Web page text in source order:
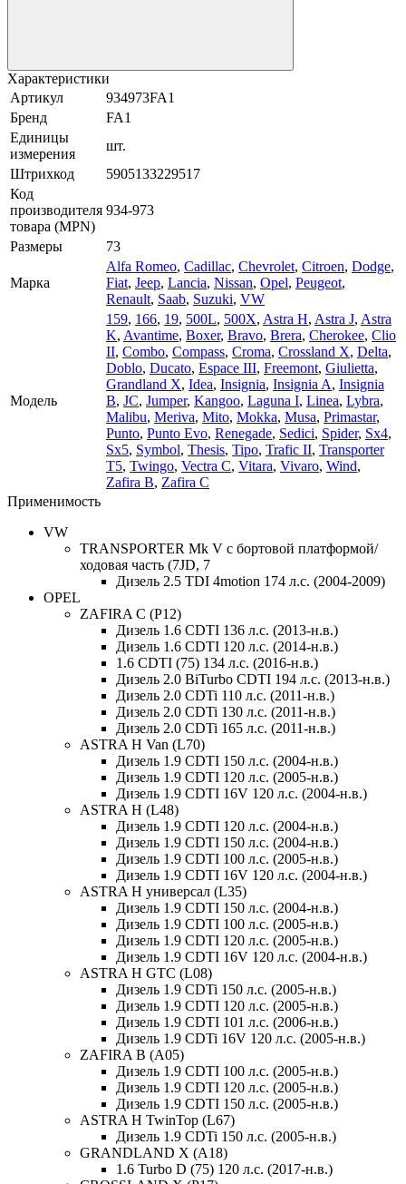
Характеристики
Артикул
934973FA1
Бренд
FA1
Единицы
измерения
шт.
Штрихкод
5905133229517
Код
производителя
товара (MPN)
934-973
Размеры 73
Марка
Alfa Romeo, Cadillac, Chevrolet, Citroen, Dodge,
Fiat, Jeep, Lancia, Nissan, Opel, Peugeot,
Renault, Saab, Suzuki, VW
Модель
159, 166, 19, 500L, 500X, Astra H, Astra J, Astra
K, Avantime, Boxer, Bravo, Brera, Cherokee, Clio
II, Combo, Compass, Croma, Crossland X, Delta,
Doblo, Ducato, Espace III, Freemont, Giulietta,
Grandland X, Idea, Insignia, Insignia A, Insignia
B, JC, Jumper, Kangoo, Laguna I, Linea, Lybra,
Malibu, Meriva, Mito, Mokka, Musa, Primastar,
Punto, Punto Evo, Renegade, Sedici, Spider, Sx4,
Sx5, Symbol, Thesis, Tipo, Trafic II, Transporter
T5, Twingo, Vectra C, Vitara, Vivaro, Wind,
Zafira B, Zafira C
Применимость
VW
TRANSPORTER Mk V c бортовой платформой/
ходовая часть (7JD, 7
Дизель 2.5 TDI 4motion 174 л.с. (2004-2009)
OPEL
ZAFIRA C (P12)
Дизель 1.6 CDTI 136 л.с. (2013-н.в.)
Дизель 1.6 CDTI 120 л.с. (2014-н.в.)
1.6 CDTI (75) 134 л.с. (2016-н.в.)
Дизель 2.0 BiTurbo CDTI 194 л.с. (2013-н.в.)
Дизель 2.0 CDTi 110 л.с. (2011-н.в.)
Дизель 2.0 CDTi 130 л.с. (2011-н.в.)
Дизель 2.0 CDTi 165 л.с. (2011-н.в.)
ASTRA H Van (L70)
Дизель 1.9 CDTI 150 л.с. (2004-н.в.)
Дизель 1.9 CDTI 120 л.с. (2005-н.в.)
Дизель 1.9 CDTI 16V 120 л.с. (2004-н.в.)
ASTRA H (L48)
Дизель 1.9 CDTI 120 л.с. (2004-н.в.)
Дизель 1.9 CDTI 150 л.с. (2004-н.в.)
Дизель 1.9 CDTI 100 л.с. (2005-н.в.)
Дизель 1.9 CDTI 16V 120 л.с. (2004-н.в.)
ASTRA H универсал (L35)
Дизель 1.9 CDTI 150 л.с. (2004-н.в.)
Дизель 1.9 CDTI 100 л.с. (2005-н.в.)
Дизель 1.9 CDTI 120 л.с. (2005-н.в.)
Дизель 1.9 CDTI 16V 120 л.с. (2004-н.в.)
ASTRA H GTC (L08)
Дизель 1.9 CDTi 150 л.с. (2005-н.в.)
Дизель 1.9 CDTI 120 л.с. (2005-н.в.)
Дизель 1.9 CDTI 101 л.с. (2006-н.в.)
Дизель 1.9 CDTi 16V 120 л.с. (2005-н.в.)
ZAFIRA B (A05)
Дизель 1.9 CDTI 100 л.с. (2005-н.в.)
Дизель 1.9 CDTI 120 л.с. (2005-н.в.)
Дизель 1.9 CDTI 150 л.с. (2005-н.в.)
ASTRA H TwinTop (L67)
Дизель 1.9 CDTi 150 л.с. (2005-н.в.)
GRANDLAND X (A18)
1.6 Turbo D (75) 120 л.с. (2017-н.в.)